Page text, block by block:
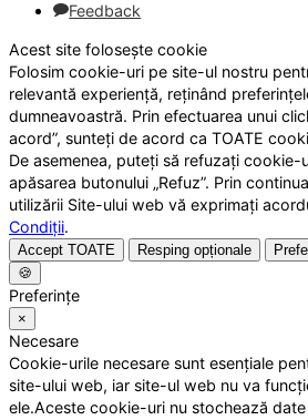
Feedback
Acest site folosește cookie
Folosim cookie-uri pe site-ul nostru
relevantă experiență, reținând
dumneavoastră. Prin efectuarea unui
acord”, sunteți de acord ca TOATE
De asemenea, puteți să refuzați cookie-
apăsarea butonului „Refuz”. Prin
utilizării Site-ului web vă exprimați
Condiții.
Accept TOATE Resping opționale
🍪
Preferințe
×
Necesare
Cookie-urile necesare sunt esențiale
site-ului web, iar site-ul web nu va
ele.Aceste cookie-uri nu stochează